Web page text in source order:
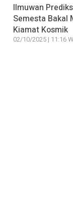
Ilmuwan
Semesta Bakal
Kiamat Kosmik
02/10/2025 | 11:16